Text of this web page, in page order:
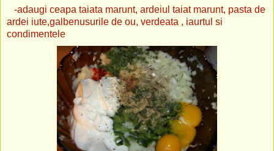
-adaugi ceapa taiata marunt, ardeiul taiat marunt, pasta de
ardei iute,galbenusurile de ou, verdeata , iaurtul si
condimentele